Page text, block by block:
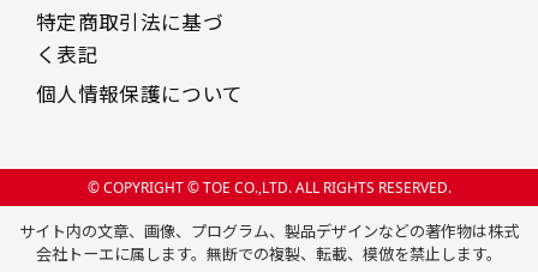
特定商取引法に基づ
く表記
個人情報保護について
© COPYRIGHT © TOE CO.,LTD. ALL RIGHTS RESERVED.
サイト内の文章、画像、プログラム、製品デザインなどの著作物は株式
会社トーエに属します。無断での複製、転載、模倣を禁止します。